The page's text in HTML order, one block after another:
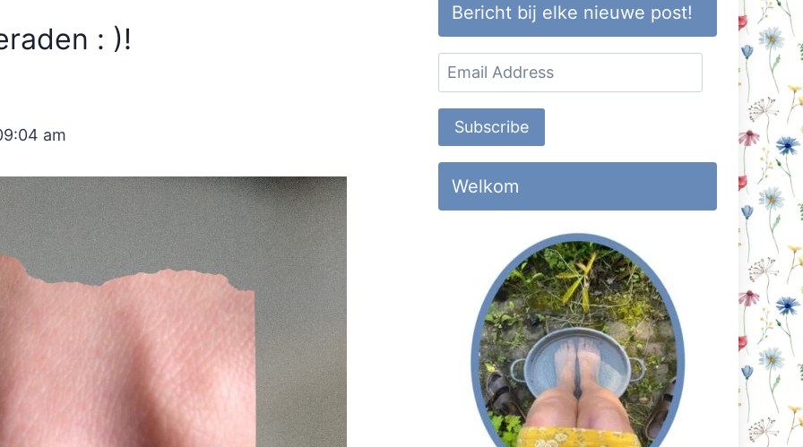
: )!
am
Bericht bij elke nieuwe post!
Email
Address
Subscribe
Welkom